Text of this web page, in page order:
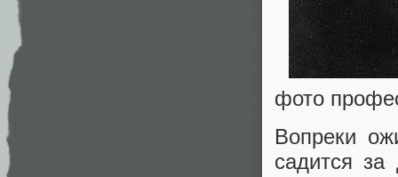
фото
Вопреки
садится за